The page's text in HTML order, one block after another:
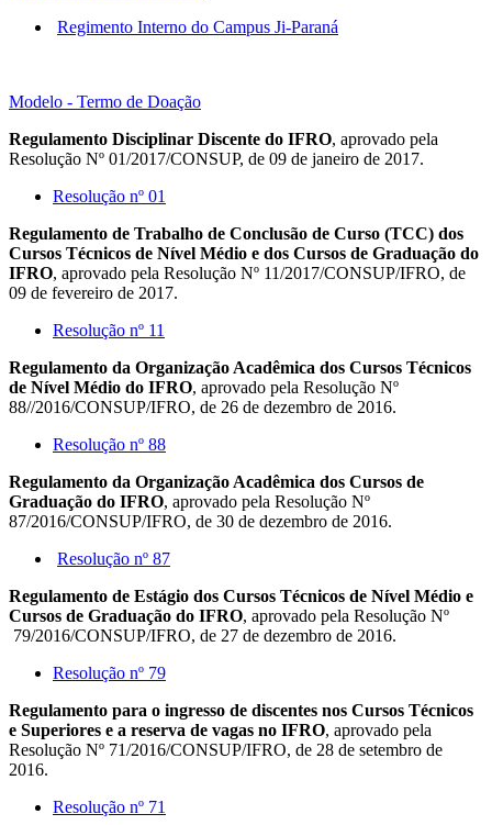
Regimento Interno do Campus Ji-Paraná
Modelo - Termo de Doação
Regulamento Disciplinar Discente do IFRO, aprovado pela
Resolução Nº 01/2017/CONSUP, de 09 de janeiro de 2017.
Resolução nº 01
Regulamento de Trabalho de Conclusão de Curso (TCC) dos
Cursos Técnicos de Nível Médio e dos Cursos de Graduação do
IFRO, aprovado pela Resolução Nº 11/2017/CONSUP/IFRO, de
09 de fevereiro de 2017.
Resolução nº 11
Regulamento da Organização Acadêmica dos Cursos Técnicos
de Nível Médio do IFRO, aprovado pela Resolução Nº
88//2016/CONSUP/IFRO, de 26 de dezembro de 2016.
Resolução nº 88
Regulamento da Organização Acadêmica dos Cursos de
Graduação do IFRO, aprovado pela Resolução Nº
87/2016/CONSUP/IFRO, de 30 de dezembro de 2016.
Resolução nº 87
Regulamento de Estágio dos Cursos Técnicos de Nível Médio e
Cursos de Graduação do IFRO, aprovado pela Resolução Nº
79/2016/CONSUP/IFRO, de 27 de dezembro de 2016.
Resolução nº 79
Regulamento para o ingresso de discentes nos Cursos Técnicos
e Superiores e a reserva de vagas no IFRO, aprovado pela
Resolução Nº 71/2016/CONSUP/IFRO, de 28 de setembro de
2016.
Resolução nº 71